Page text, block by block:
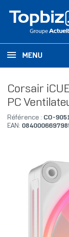
MENU
Corsair
PC
Référence : CO-
EAN: